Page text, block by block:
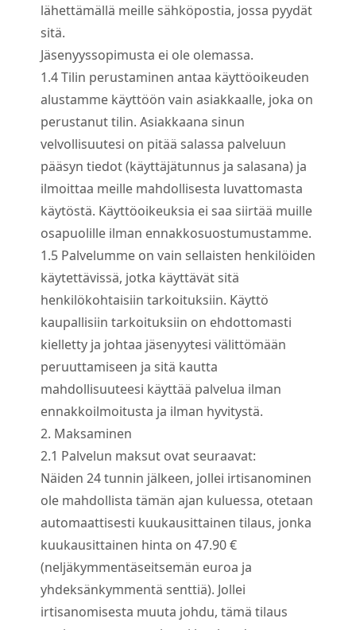
lähettämällä meille sähköpostia, jossa pyydät
sitä.
Jäsenyyssopimusta ei ole olemassa.
1.4Tilin perustaminen antaa käyttöoikeuden
alustamme käyttöön vain asiakkaalle, joka on
perustanut tilin. Asiakkaana sinun
velvollisuutesi on pitää salassa palveluun
pääsyn tiedot (käyttäjätunnus ja salasana) ja
ilmoittaa meille mahdollisesta luvattomasta
käytöstä. Käyttöoikeuksia ei saa siirtää muille
osapuolille ilman ennakkosuostumustamme.
1.5Palvelumme on vain sellaisten henkilöiden
käytettävissä, jotka käyttävät sitä
henkilökohtaisiin tarkoituksiin. Käyttö
kaupallisiin tarkoituksiin on ehdottomasti
kielletty ja johtaa jäsenyytesi välittömään
peruuttamiseen ja sitä kautta
mahdollisuuteesi käyttää palvelua ilman
ennakkoilmoitusta ja ilman hyvitystä.
2. Maksaminen
2.1 Palvelun maksut ovat seuraavat:
Näiden 24 tunnin jälkeen, jollei irtisanominen
ole mahdollista tämän ajan kuluessa, otetaan
automaattisesti kuukausittainen tilaus, jonka
kuukausittainen hinta on 47.90 €
(neljäkymmentäseitsemän euroa ja
yhdeksänkymmentä senttiä). Jollei
irtisanomisesta muuta johdu, tämä tilaus